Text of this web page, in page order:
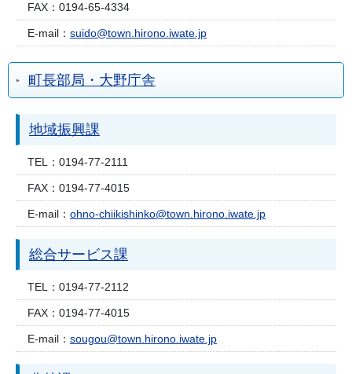
FAX： 0194-65-4334
E-mail： suido@town.hirono.iwate.jp
町長部局・大野庁舎
地域振興課
TEL： 0194-77-2111
FAX： 0194-77-4015
E-mail： ohno-chiikishinko@town.hirono.iwate.jp
総合サービス課
TEL： 0194-77-2112
FAX： 0194-77-4015
E-mail： sougou@town.hirono.iwate.jp